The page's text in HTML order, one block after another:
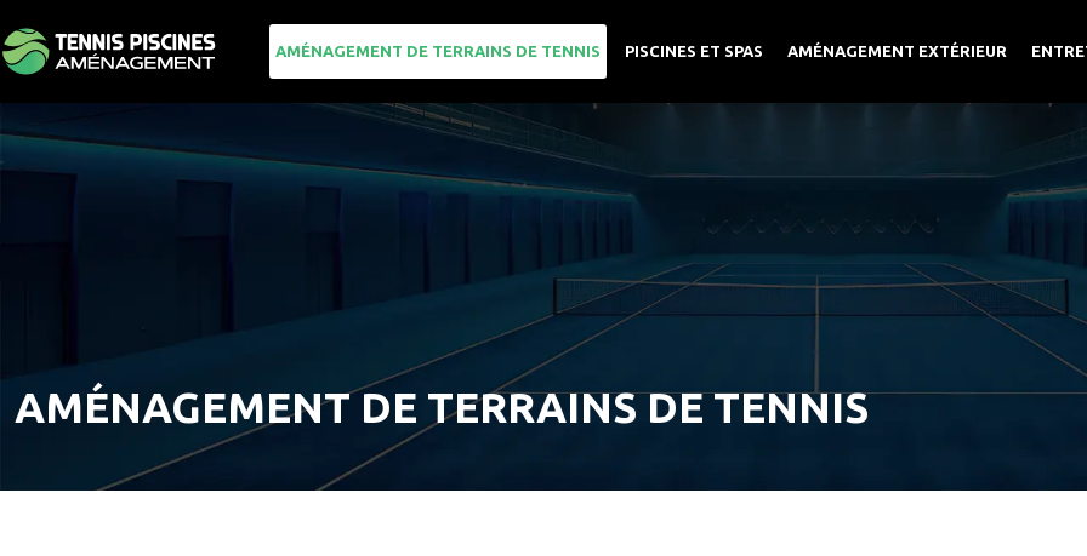
AMÉNAGEMENT DE TERRAINS DE TENNIS PISCINES ET SPAS AMÉNAGEMENT EXTÉRIEUR
AMÉNAGEMENT DE TERRAINS DE TENNIS